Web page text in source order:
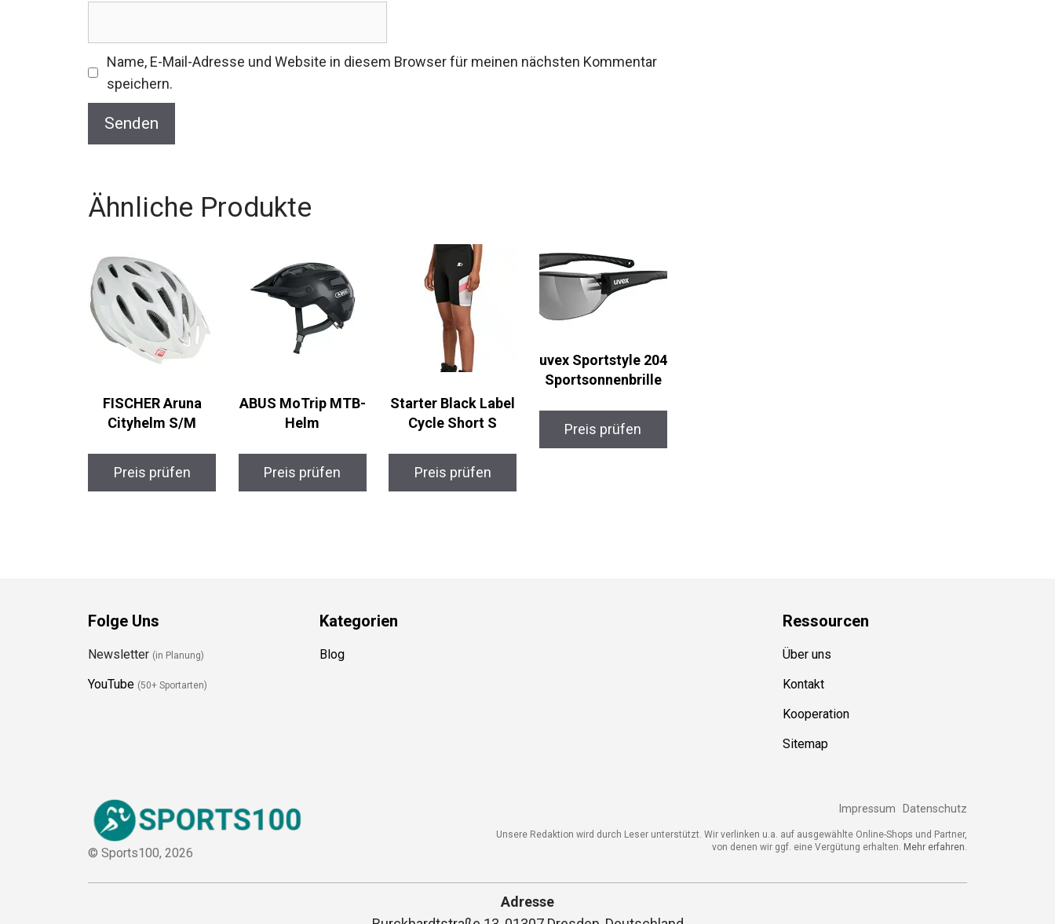
Name, E-Mail-Adresse und Website in diesem Browser für meinen nächsten Kommentar
speichern.
Ähnliche Produkte
FISCHER Aruna
Cityhelm S/M
Preis prüfen
ABUS MoTrip MTB-
Helm
Preis prüfen
Starter Black Label
Cycle Short S
Preis prüfen
uvex Sportstyle 204
Sportsonnenbrille
Preis prüfen
Folge Uns
Newsletter (in Planung)
YouTube (50+ Sportarten)
Kategorien
Blog
Ressourcen
Über uns
Kontakt
Kooperation
Sitemap
© Sports100, 2026
Impressum Datenschutz
Unsere Redaktion wird durch Leser unterstützt. Wir verlinken u.a. auf ausgewählte Online-Shops und Partner,
von denen wir ggf. eine Vergütung erhalten. Mehr erfahren.
Adresse